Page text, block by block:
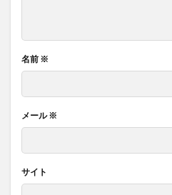
名前 ※
メール※
サイト